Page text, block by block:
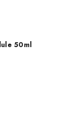
50ml